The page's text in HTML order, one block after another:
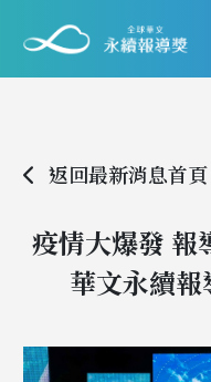
返回最新消息首頁
疫情大爆發
華文永續